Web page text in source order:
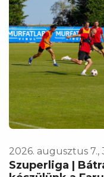
2026. augusztus 7.,
Szuperliga |